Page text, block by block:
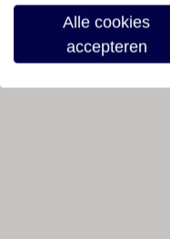
Alle cookies
accepteren